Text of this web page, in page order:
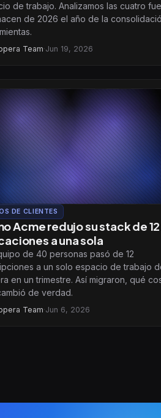
de trabajo. Analizamos las cuatro
de 2026 el año de la
Team·Jun 19, 2026
DE CLIENTES
Acme redujo su stack de 12
a una sola
de 40 personas pasó de 12
a un solo espacio de trabajo
en un trimestre. Así migraron, qué
de verdad.
Team·Jun 6, 2026